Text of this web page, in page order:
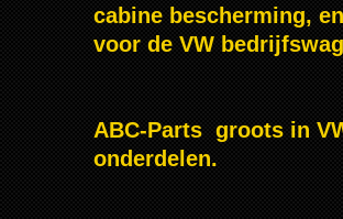
cabine bescherming,
voor de VW
ABC-Parts groots in
onderdelen.